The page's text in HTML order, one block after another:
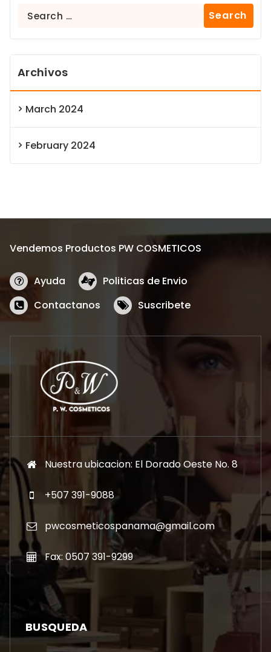
Search
Archivos
March 2024
February 2024
Vendemos Productos PW COSMETICOS
Ayuda
Politicas de Envio
Contactanos
Suscribete
Nuestra ubicacion: El Dorado Oeste No. 8
+507 391-9088
pwcosmeticospanama@gmail.com
Fax: 0507 391-9299
BUSQUEDA